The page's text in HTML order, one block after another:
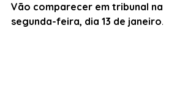
Vão comparecer em tribunal na
segunda-feira, dia 13 de janeiro.